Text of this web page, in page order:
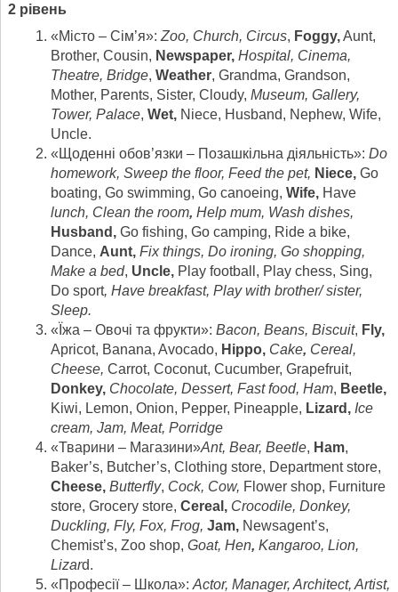
2 рівень
«Місто – Сім’я»: Zoo, Church, Circus, Foggy,Aunt,
Brother, Cousin, Newspaper, Hospital, Cinema,
Theatre, Bridge, Weather, Grandma, Grandson,
Mother, Parents, Sister, Cloudy, Museum, Gallery,
Tower, Palace, Wet, Niece, Husband, Nephew, Wife,
Uncle.
«Щоденні обов’язки – Позашкільна діяльність»: Do
homework, Sweep the floor, Feed the pet, Niece, Go
boating, Go swimming, Go canoeing, Wife, Have
lunch, Clean the room, Help mum, Wash dishes,
Husband , Go fishing, Go camping, Ride a bike,
Dance, Aunt, Fix things, Do ironing, Go shopping,
Make a bed, Uncle, Play football, Play chess, Sing,
Do sport, Have breakfast, Play with brother/ sister,
Sleep.
«Їжа – Овочі та фрукти»: Bacon, Beans, Biscuit, Fly,
Apricot, Banana, Avocado, Hippo, Cake, Cereal,
Cheese, Carrot, Coconut, Cucumber, Grapefruit,
Donkey, Chocolate, Dessert, Fast food, Ham, Beetle,
Kiwi, Lemon, Onion, Pepper, Pineapple, Lizard, Ice
cream, Jam, Meat, Porridge
«Тварини – Магазини»Ant, Bear, Beetle, Ham,
Baker’s, Butcher’s, Clothing store, Department store,
Cheese, Butterfly, Cock, Cow, Flower shop, Furniture
store, Grocery store, Cereal, Crocodile, Donkey,
Duckling, Fly, Fox, Frog, Jam, Newsagent’s,
Chemist’s, Zoo shop, Goat, Hen, Kangaroo, Lion,
Lizard.
«Професії – Школа»: Actor, Manager, Architect, Artist,